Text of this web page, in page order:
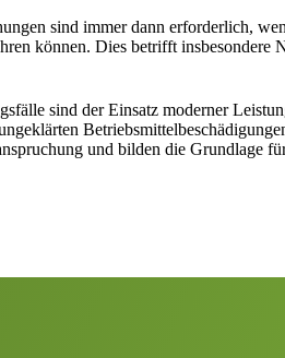
sind immer dann erforderlich,
können. Dies betrifft
sind der Einsatz moderner
und bilden die Grundlage